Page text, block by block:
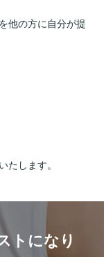
他の方に自分が提
します。
トになり